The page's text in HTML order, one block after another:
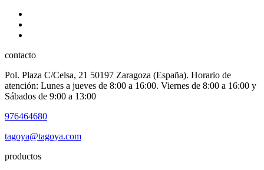
contacto
Pol. Plaza C/Celsa, 21 50197 Zaragoza (España). Horario de
atención: Lunes a jueves de 8:00 a 16:00. Viernes de 8:00 a 16:00 y
Sábados de 9:00 a 13:00
976464680
tagoya@tagoya.com
productos